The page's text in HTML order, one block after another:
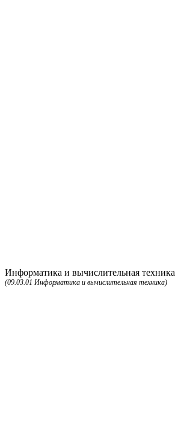
Информатика и вычислительная техника
(09.03.01 Информатика и вычислительная техника)